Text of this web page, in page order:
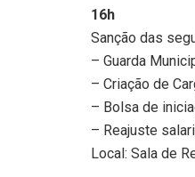
16h
Sanção das
– Guarda
– Criação de
– Bolsa de
– Reajuste
Local: Sala de